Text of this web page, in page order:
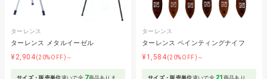
ターレンス
ターレンス メタルイーゼル
¥2,904(20%OFF)～
サイズ・販売単位違いで全 7商品ありま
ターレンス
ターレンス ペインティングナイフ
¥1,584(20%OFF)～
サイズ・販売単位違いで全 21 商品あり